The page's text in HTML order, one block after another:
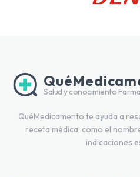
Salud y conocimiento
QuéMedicamento te ayuda a
receta médica, como el
indicaciones